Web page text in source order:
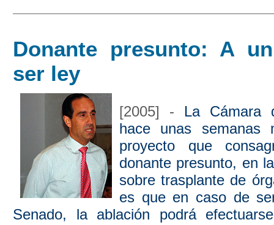
Donante presunto: A
ser ley
[2005] - La Cámara
hace unas semanas
proyecto que
donante presunto, en
sobre trasplante de
es que en caso de
Senado, la ablación podrá